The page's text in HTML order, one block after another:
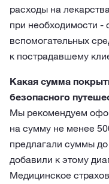
расходы на
при необходимости -
вспомогательных
к пострадавшему
Какая сумма
безопасного
Мы рекомендуем
на сумму не менее
предлагали суммы
добавили к этому
Медицинское